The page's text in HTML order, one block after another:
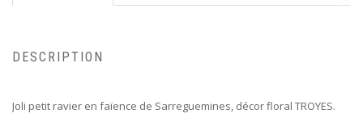
DESCRIPTION
Joli petit ravier en faïence de Sarreguemines, décor floral TROYES.